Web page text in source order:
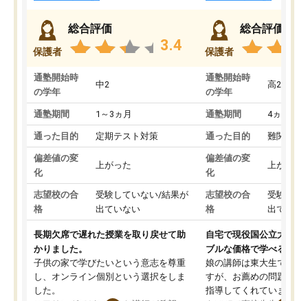
保護者
総合評価
3.4
通塾開始時
の学年
中2
通塾期間 1～3ヵ月
通った目的 定期テスト対策
偏差値の変
化
上がった
志望校の合
格
受験していない/結果が
出ていない
長期欠席で遅れた授業を取り戻せて助
かりました。
子供の家で学びたいという意志を尊重
し、オンライン個別という選択をしま
した。
保護者
総合評価
通塾開始時
の学年
高2
通塾期間 4ヵ月～1
通った目的 難関私立
偏差値の変
化
上がった
志望校の合
格
受験して
出ていな
自宅で現役国公立大学生
ブルな価格で学べる
娘の講師は東大生では無
すが、お薦めの問題集や
指導してくれています。